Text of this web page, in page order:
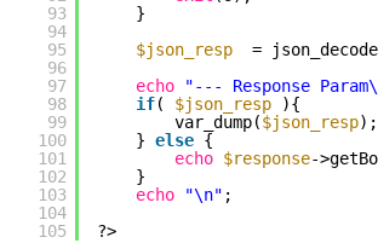
93
94
95
96
97
98
99
100
101
102
103
104
105
}
$json_resp
=
echo
"--- Response
if( $json_resp
){
var_dump($json_resp);
} else {
echo $response-
}
echo
"\n" ;
?>